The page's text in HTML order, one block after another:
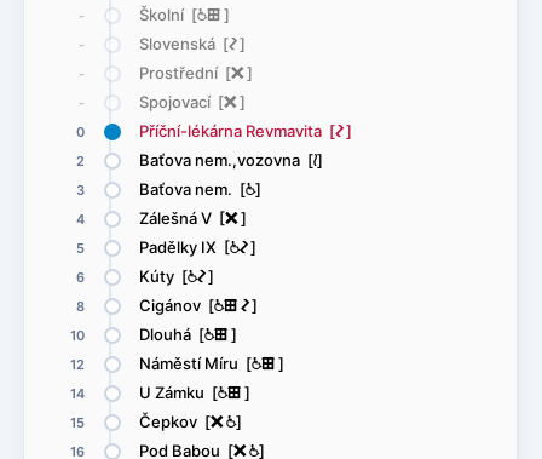
- Školní [@æ]
- Slovenská [ó]
- Prostřední [ë]
- Spojovací [ë]
0 Příční-lékárna Revmavita [ó]
2 Baťova nem.,vozovna [<]
3 Baťova nem. [@]
4 Zálešná V [ë]
5 Padělky IX [@ó]
6 Kúty [@ó]
8 Cigánov [@æó]
10 Dlouhá [@æ]
12 Náměstí Míru [@æ]
14 U Zámku [@æ]
15 Čepkov [ë@]
16 Pod Babou [ë@]